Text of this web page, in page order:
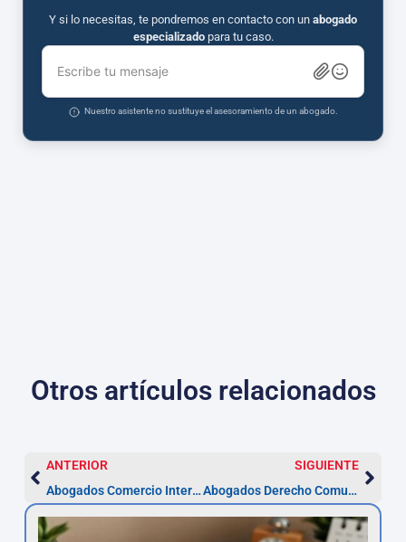
Y si lo necesitas, te pondremos en contacto con un abogado
especializadopara tu caso.
Escribe tu mensaje
Nuestro asistente no sustituye el asesoramiento de un abogado.
Otros artículos relacionados
ANTERIOR
Abogados Comercio Internacional en Alcalá: pasos y plazos
SIGUIENTE
Abogados Derecho Comunitario en Alcalá: plazos desde 1 mes